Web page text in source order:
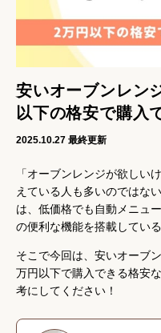
安いオーブンレン
以下の格安で購入
2025.10.27 最終更新
「オーブンレンジが欲しい
えている人も多いのではな
は、低価格でも自動メニュ
の便利な機能を搭載してい
そこで今回は、安いオーブ
万円以下で購入できる格安
考にしてください！